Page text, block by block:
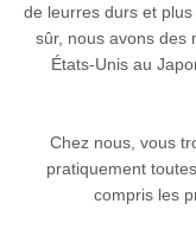
de leurres durs et
sûr, nous avons des
États-Unis au
Chez nous, vous
pratiquement
compris les